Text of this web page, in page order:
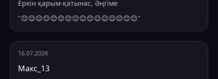
Еркін қарым-қатынас, Әңгіме
"😊😊😊😊😊😊😊😊😊😊😊😊😊😊😊😊"
16.07.2026
Макс_13